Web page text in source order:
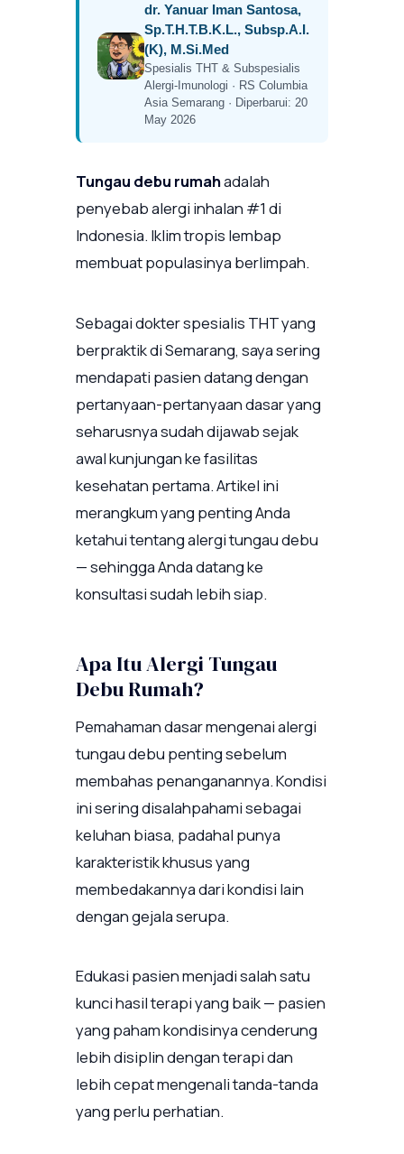
dr. Yanuar Iman Santosa,
Sp.T.H.T.B.K.L., Subsp.A.I.
(K), M.Si.Med
Spesialis THT & Subspesialis
Alergi-Imunologi · RS Columbia
Asia Semarang · Diperbarui: 20
May 2026
Tungau debu rumahadalah
penyebab alergi inhalan #1 di
Indonesia. Iklim tropis lembap
membuat populasinya berlimpah.
Sebagai dokter spesialis THT yang
berpraktik di Semarang, saya sering
mendapati pasien datang dengan
pertanyaan-pertanyaan dasar yang
seharusnya sudah dijawab sejak
awal kunjungan ke fasilitas
kesehatan pertama. Artikel ini
merangkum yang penting Anda
ketahui tentang alergi tungau debu
— sehingga Anda datang ke
konsultasi sudah lebih siap.
Apa Itu Alergi Tungau
Debu Rumah?
Pemahaman dasar mengenai alergi
tungau debu penting sebelum
membahas penanganannya. Kondisi
ini sering disalahpahami sebagai
keluhan biasa, padahal punya
karakteristik khusus yang
membedakannya dari kondisi lain
dengan gejala serupa.
Edukasi pasien menjadi salah satu
kunci hasil terapi yang baik — pasien
yang paham kondisinya cenderung
lebih disiplin dengan terapi dan
lebih cepat mengenali tanda-tanda
yang perlu perhatian.